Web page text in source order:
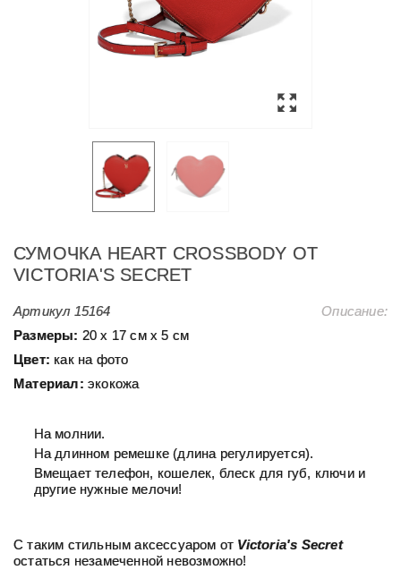
СУМОЧКА HEART CROSSBODY ОТ
VICTORIA'S SECRET
Артикул 15164
Описание:
Размеры: 20 х 17 см х 5 см
Цвет: как на фото
Материал: экокожа
На молнии.
На длинном ремешке (длина регулируется).
Вмещает телефон, кошелек, блеск для губ, ключи и
другие нужные мелочи!
С таким стильным аксессуаром от Victoria's Secret
остаться незамеченной невозможно!